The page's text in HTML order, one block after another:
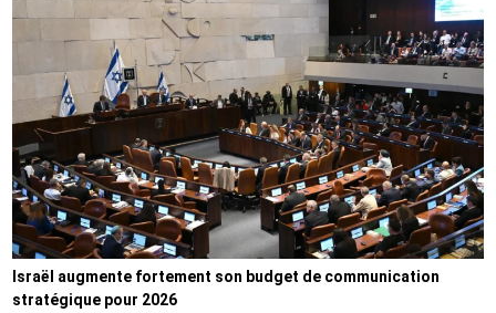
Israël augmente fortement son budget de communication
stratégique pour 2026